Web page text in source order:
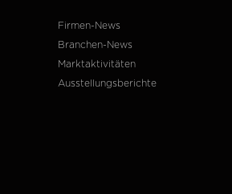
Firmen-News
Branchen-News
Marktaktivitäten
Ausstellungsberichte